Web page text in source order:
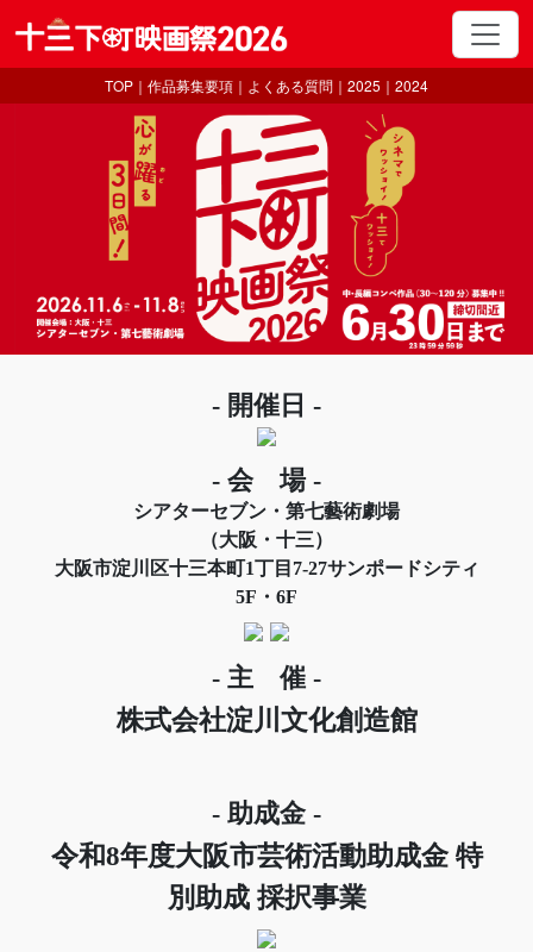
TOP ｜ 作品募集要項 ｜ よくある質問 ｜ 2025 ｜ 2024
- 開催日 -
- 会 場 -
シアターセブン・第七藝術劇場
（大阪・十三）
大阪市淀川区十三本町1丁目7-27サンポードシティ
5F・6F
- 主 催 -
株式会社淀川文化創造館
- 助成金 -
令和8年度大阪市芸術活動助成金 特
別助成 採択事業